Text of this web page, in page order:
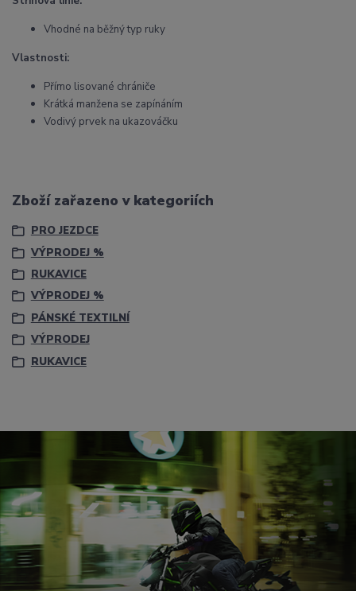
Vhodné na běžný typ ruky
Vlastnosti:
Přímo lisované chrániče
Krátká manžena se zapínáním
Vodivý prvek na ukazováčku
Zboží zařazeno v kategoriích
PRO JEZDCE
VÝPRODEJ %
RUKAVICE
VÝPRODEJ %
PÁNSKÉ TEXTILNÍ
VÝPRODEJ
RUKAVICE